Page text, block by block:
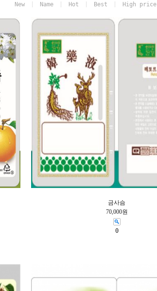
New Name Hot Best High price
금사슴
70,000원
0